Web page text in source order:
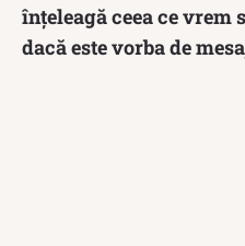
înțeleagă ceea ce vrem
dacă este vorba de